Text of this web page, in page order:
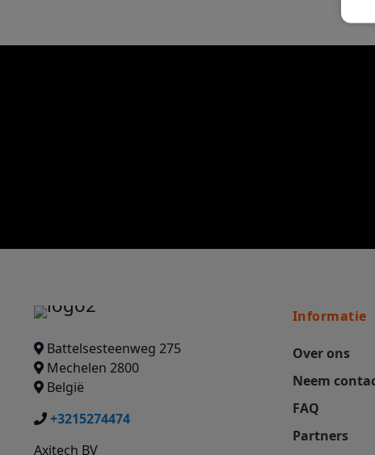
Battelsesteenweg 275
Mechelen 2800
België
+3215274474
Axitech BV
Informatie
Over ons
Neem
FAQ
Partners